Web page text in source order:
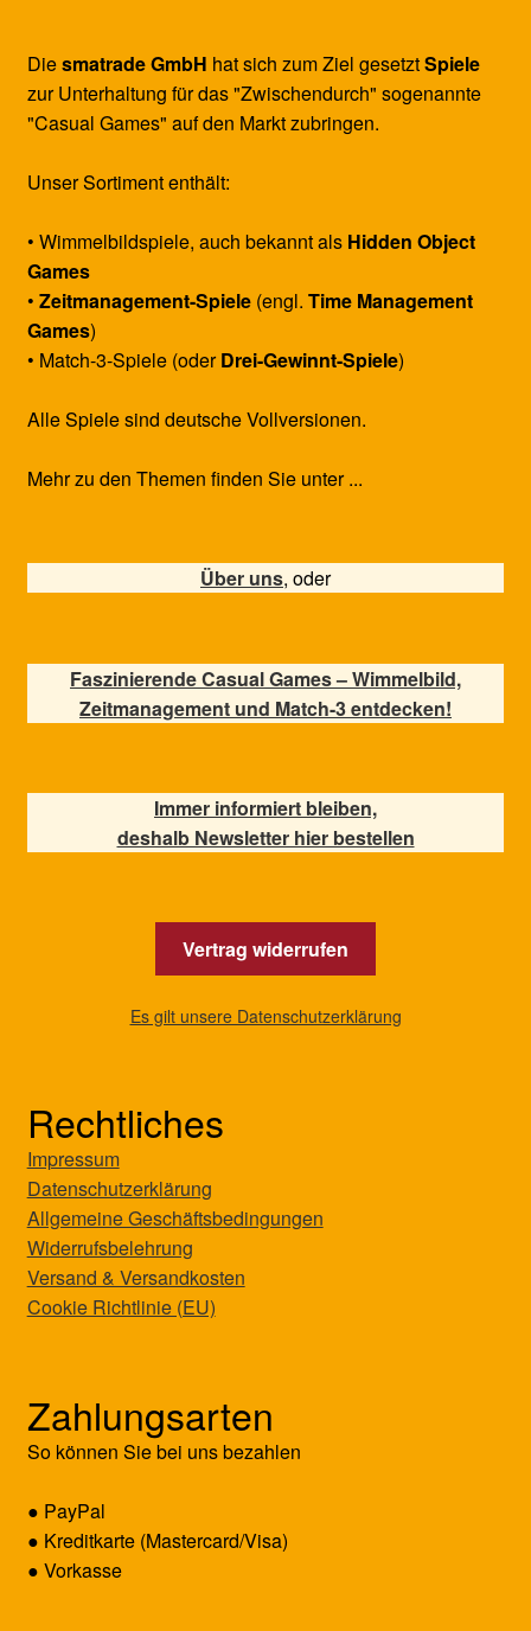
Diesmatrade GmbH hat sich zum Ziel gesetztSpiele
zur Unterhaltung für das "Zwischendurch" sogenannte
"Casual Games" auf den Markt zubringen.
Unser Sortiment enthält:
• Wimmelbildspiele, auch bekannt als Hidden Object
Games
• Zeitmanagement-Spiele(engl. Time Management
Games)
• Match-3-Spiele (oderDrei-Gewinnt-Spiele)
Alle Spiele sind deutsche Vollversionen.
Mehr zu den Themen finden Sie unter ...
Über uns, oder
Faszinierende Casual Games – Wimmelbild,
Zeitmanagement und Match-3 entdecken!
Immer informiert bleiben,
deshalb Newsletter hier bestellen
Vertrag widerrufen
Es gilt unsere Datenschutzerklärung
Rechtliches
Impressum
Datenschutzerklärung
Allgemeine Geschäftsbedingungen
Widerrufsbelehrung
Versand & Versandkosten
Cookie Richtlinie (EU)
Zahlungsarten
So können Sie bei uns bezahlen
● PayPal
● Kreditkarte (Mastercard/Visa)
● Vorkasse